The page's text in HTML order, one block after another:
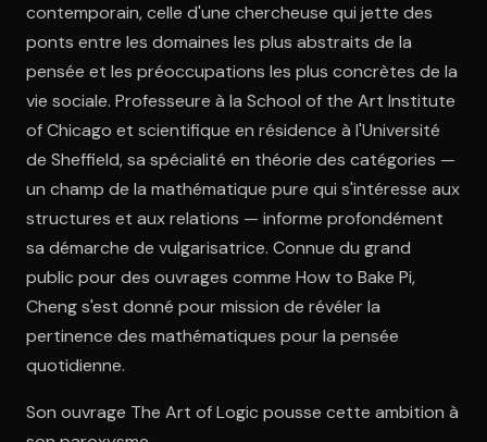
contemporain, celle d'une chercheuse qui jette des
ponts entre les domaines les plus abstraits de la
pensée et les préoccupations les plus concrètes de la
vie sociale. Professeure à la School of the Art Institute
of Chicago et scientifique en résidence à l'Université
de Sheffield, sa spécialité en théorie des catégories —
un champ de la mathématique pure qui s'intéresse aux
structures et aux relations — informe profondément
sa démarche de vulgarisatrice. Connue du grand
public pour des ouvrages comme How to Bake Pi,
Cheng s'est donné pour mission de révéler la
pertinence des mathématiques pour la pensée
quotidienne.
Son ouvrage The Art of Logic pousse cette ambition à